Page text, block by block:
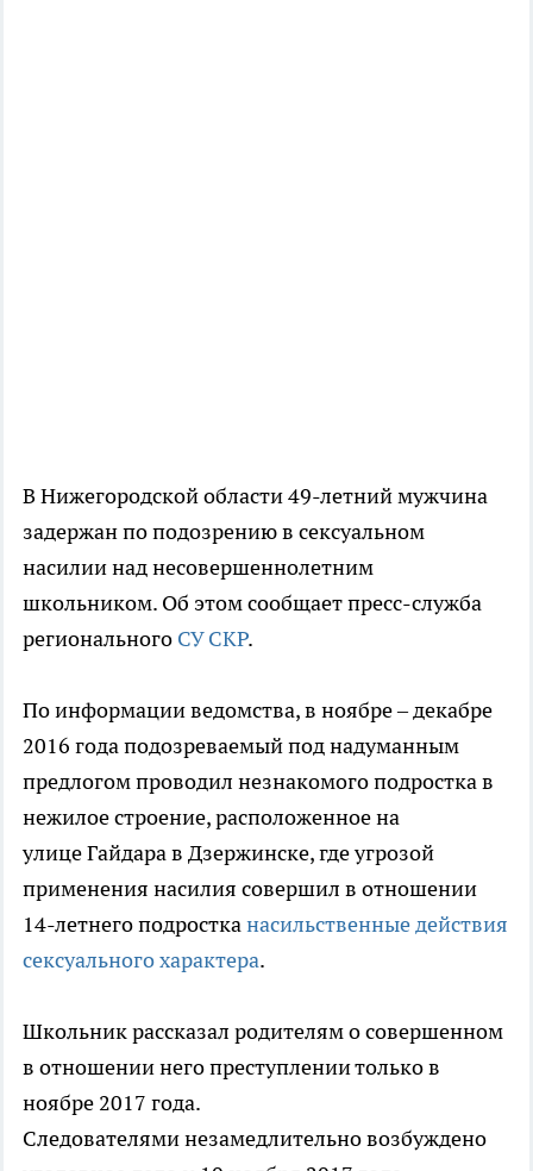
В Нижегородской области 49-летний мужчина
задержан по подозрению в сексуальном
насилии над несовершеннолетним
школьником. Об этом сообщает пресс-служба
регионального СУ СКР.
По информации ведомства, в ноябре – декабре
2016 года подозреваемый под надуманным
предлогом проводил незнакомого подростка в
нежилое строение, расположенное на
улице Гайдара в Дзержинске, где угрозой
применения насилия совершил в отношении
14-летнего подростканасильственные действия
сексуального характера.
Школьник рассказал родителям о совершенном
в отношении него преступлении только в
ноябре 2017 года.
Следователями незамедлительно возбуждено